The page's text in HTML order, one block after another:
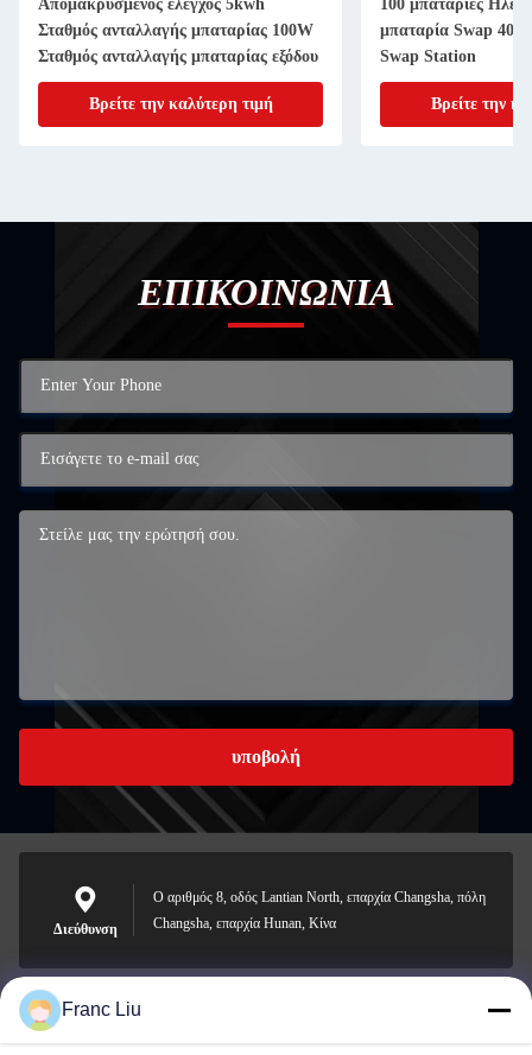
Απομακρυσμένος έλεγχος 5kwh
Σταθμός ανταλλαγής μπαταρίας 100W
Σταθμός ανταλλαγής μπαταρίας εξόδου
Βρείτε την καλύτερη τιμή
100 μπαταρίες
μπαταρία Swap
Swap Station
Βρείτε την
ΕΠΙΚΟΙΝΩΝΙΑ
υποβολή
Διεύθυνση
Ο αριθμός 8, οδός Lantian North, επαρχία Changsha, πόλη
Changsha, επαρχία Hunan, Κίνα
sales09@vdbattery.com
Franc Liu